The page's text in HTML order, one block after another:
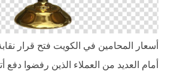
أسعار المحامين في الكويت فتح قرار
أمام العديد من العملاء الذين رفضوا دفع